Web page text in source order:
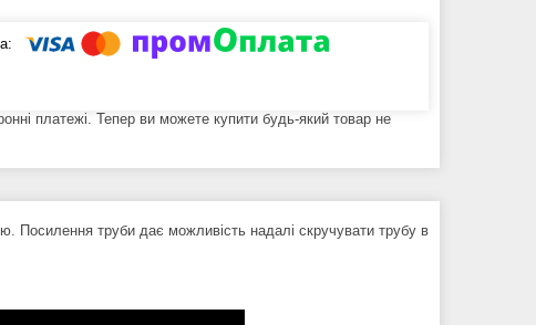
платежі. Тепер ви можете купити будь-який товар не
Посилення труби дає можливість надалі скручувати трубу в